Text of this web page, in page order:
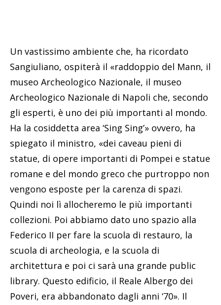
Un vastissimo ambiente che, ha ricordato
Sangiuliano, ospiterà il «raddoppio del Mann, il
museo Archeologico Nazionale, il museo
Archeologico Nazionale di Napoli che, secondo
gli esperti, è uno dei più importanti al mondo.
Ha la cosiddetta area ‘Sing Sing’» ovvero, ha
spiegato il ministro, «dei caveau pieni di
statue, di opere importanti di Pompei e statue
romane e del mondo greco che purtroppo non
vengono esposte per la carenza di spazi.
Quindi noi lì allocheremo le più importanti
collezioni. Poi abbiamo dato uno spazio alla
Federico II per fare la scuola di restauro, la
scuola di archeologia, e la scuola di
architettura e poi ci sarà una grande public
library. Questo edificio, il Reale Albergo dei
Poveri, era abbandonato dagli anni ‘70». Il